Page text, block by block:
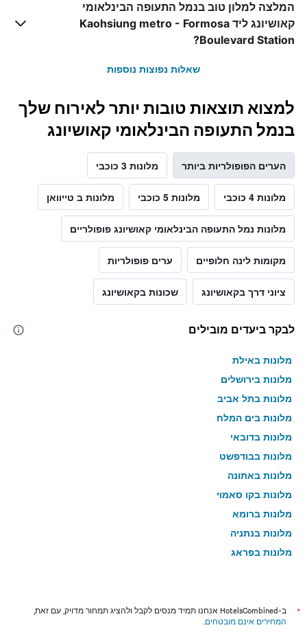
המלצה למלון טוב בנמל התעופה הבינלאומי
קאושיונג ליד Kaohsiung metro - Formosa
Boulevard Station?
שאלות נפוצות נוספות
למצוא תוצאות טובות יותר לאירוח שלך
בנמל התעופה הבינלאומי קאושיונג
הערים הפופולריות ביותר מלונות 3 כוכבי
מלונות 4 כוכבי מלונות 5 כוכבי מלונות ב טייוואן
מלונות נמל התעופה הבינלאומי קאושיונג פופולריים
מקומות לינה חלופיים ערים פופולריות
ציוני דרך בקאושיונג שכונות בקאושיונג
לבקר ביעדים מובילים
מלונות באילת
מלונות בירושלים
מלונות בתל אביב
מלונות בים המלח
מלונות בדובאי
מלונות בבודפשט
מלונות באתונה
מלונות בקו סאמוי
מלונות ברומא
מלונות בנתניה
מלונות בפראג
מלונות בניו יורק
מלונות בבנגקוק
*
ב-HotelsCombined אנחנו תמיד מנסים לקבל ולהציג תמחור מדויק, עם זאת,
המחירים אינם מובטחים.